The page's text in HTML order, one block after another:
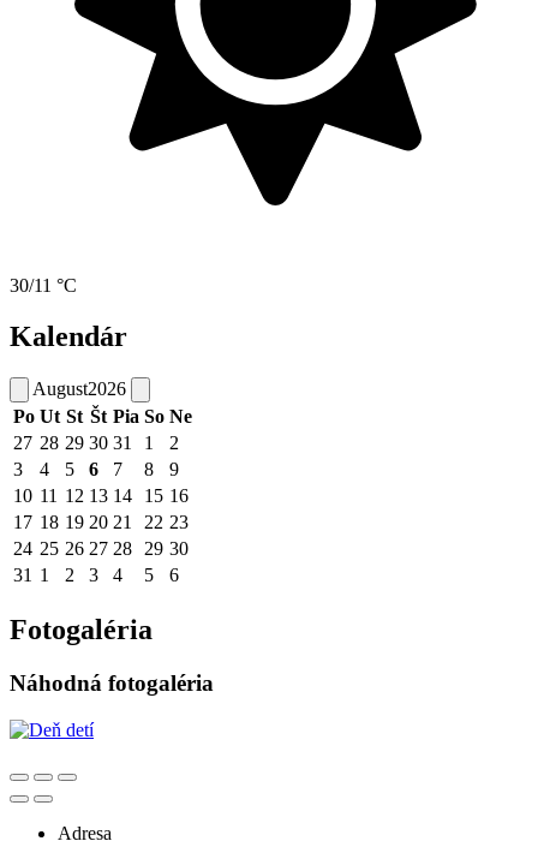
30/11 °C
Kalendár
August2026
Po Ut St Št Pia So Ne
27 28 29 30 31 1
2
3
4 5 6 7 8
9
10 11 12 13 14 15 16
17 18 19 20 21 22 23
24 25 26 27 28 29 30
31 1 2 3 4 5 6
Fotogaléria
Náhodná fotogaléria
Adresa